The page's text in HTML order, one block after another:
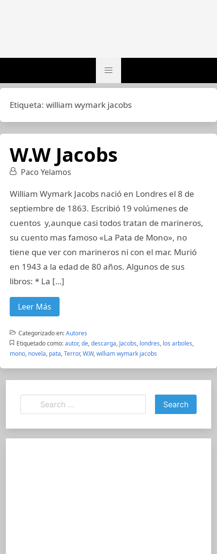
Etiqueta: william wymark jacobs
W.W Jacobs
Paco Yelamos
William Wymark Jacobs nació en Londres el 8 de
septiembre de 1863. Escribió 19 volúmenes de
cuentos y,aunque casi todos tratan de marineros,
su cuento mas famoso «La Pata de Mono», no
tiene que ver con marineros ni con el mar. Murió
en 1943 a la edad de 80 años. Algunos de sus
libros: * La […]
Leer Más
Categorizado en:Autores
Etiquetado como: autor,de,descarga, Jacobs, londres, los arboles,
mono, novela, pata,Terror,W.W,william wymark jacobs